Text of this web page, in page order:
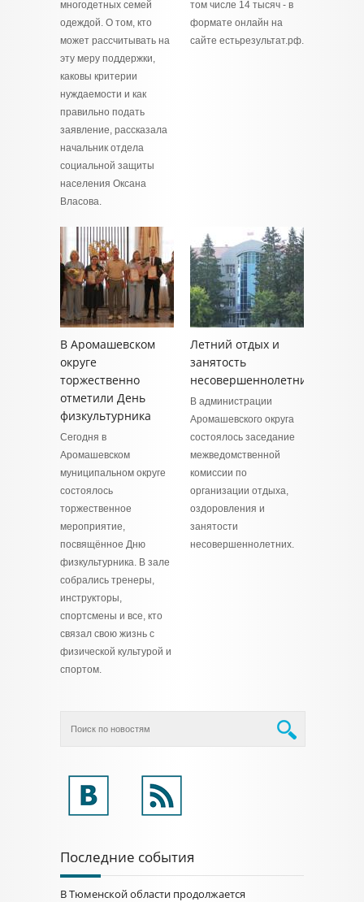
многодетных семей
одеждой. О том, кто
может рассчитывать на
эту меру поддержки,
каковы критерии
нуждаемости и как
правильно подать
заявление, рассказала
начальник отдела
социальной защиты
населения Оксана
Власова.
том числе 14 тысяч - в
формате онлайн на
сайте естьрезультат.рф.
В Аромашевском
округе
торжественно
отметили День
физкультурника
Сегодня в
Аромашевском
муниципальном округе
состоялось
торжественное
мероприятие,
посвящённое Дню
физкультурника. В зале
собрались тренеры,
инструкторы,
спортсмены и все, кто
связал свою жизнь с
физической культурой и
спортом.
Летний отдых и
занятость
несовершеннолетних
В администрации
Аромашевского округа
состоялось заседание
межведомственной
комиссии по
организации отдыха,
оздоровления и
занятости
несовершеннолетних.
Последние события
В Тюменской области продолжается